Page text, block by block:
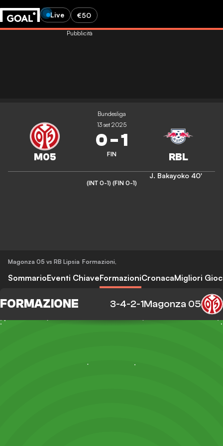
Live €50
Pubblicità
Bundesliga
13 set 2025
0-1
FIN
J. Bakayoko 40'
(INT 0-1) (FIN 0-1)
Magonza 05 vs RB Lipsia Formazioni,
SommarioEventi ChiaveFormazioniCronacaMigliori
Magonza 05
3-4-2-1
FORMAZIONE